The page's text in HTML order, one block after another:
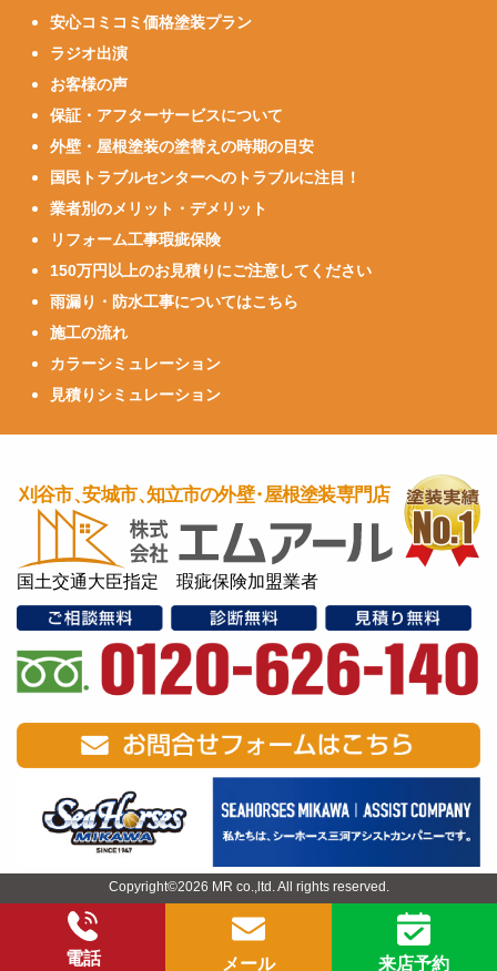
安心コミコミ価格塗装プラン
ラジオ出演
お客様の声
保証・アフターサービスについて
外壁・屋根塗装の塗替えの時期の目安
国民トラブルセンターへのトラブルに注目！
業者別のメリット・デメリット
リフォーム工事瑕疵保険
150万円以上のお見積りにご注意してください
雨漏り・防水工事についてはこちら
施工の流れ
カラーシミュレーション
見積りシミュレーション
国土交通大臣指定 瑕疵保険加盟業者
Copyright©2026 MR co.,ltd. All rights reserved.
電話 メール 来店予約